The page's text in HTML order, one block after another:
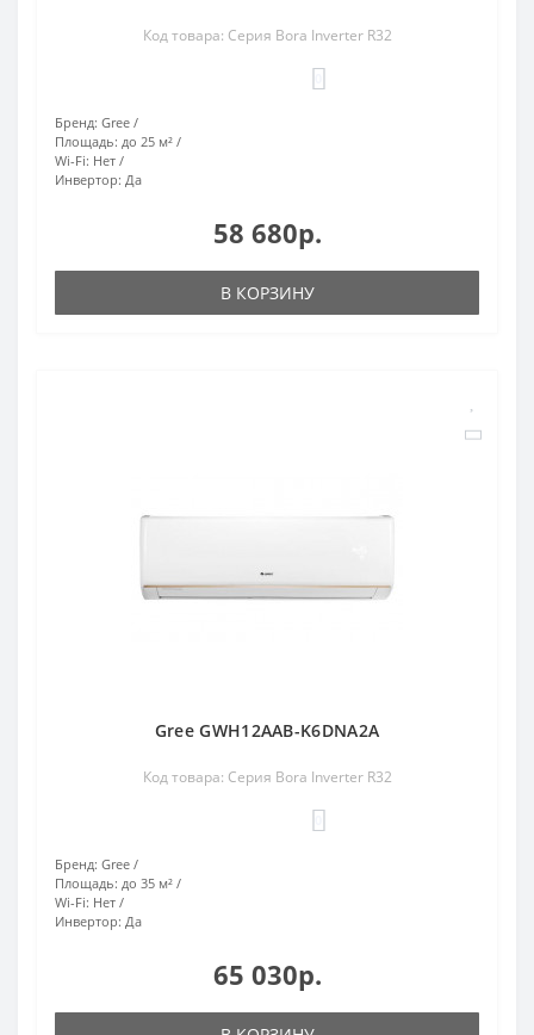
Код товара: Серия Bora Inverter R32
Бренд: Gree
Площадь: до 25 м²
Wi-Fi: Нет
Инвертор: Да
58 680р.
В КОРЗИНУ
Gree GWH12AAB-K6DNA2A
Код товара: Серия Bora Inverter R32
Бренд: Gree
Площадь: до 35 м²
Wi-Fi: Нет
Инвертор: Да
65 030р.